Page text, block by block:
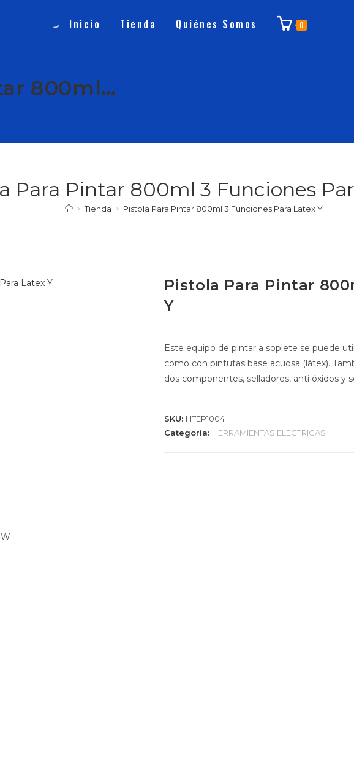
Inicio Tienda Quiénes Somos 0
800ml…
Para Pintar 800ml 3 Funciones
> Tienda > Pistola Para Pintar 800ml 3 Funciones Para Latex Y
Pistola Para Pintar
Y
Este equipo de pintar a soplete se puede
como con pintutas base acuosa (látex).
dos componentes, selladores, anti óxidos y
SKU: HTEP1004
Categoría: HERRAMIENTAS ELECTRICAS